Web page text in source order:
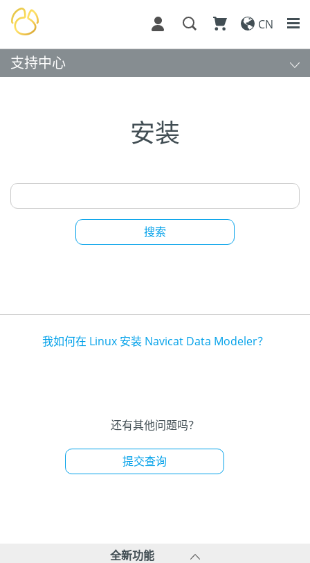
CN
支持中心
安装
搜索
我如何在 Linux 安装 Navicat Data Modeler？
还有其他问题吗？
提交查询
全新功能